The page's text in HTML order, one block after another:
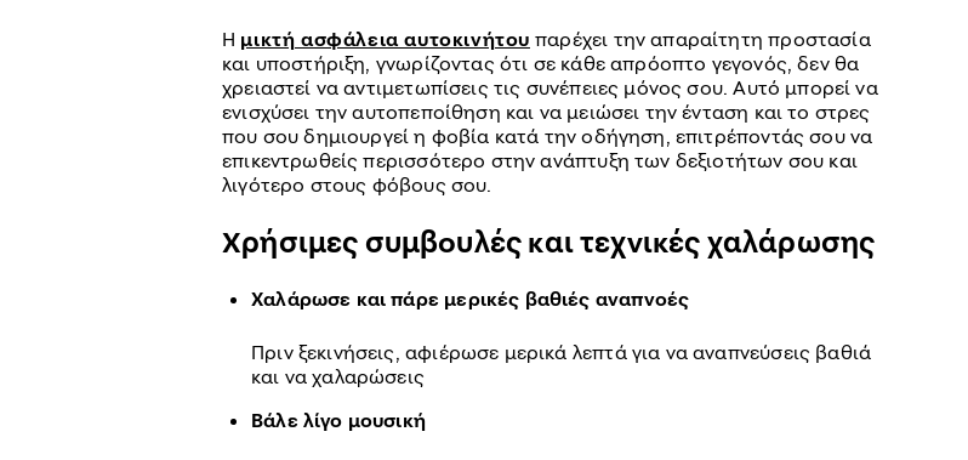
Η μικτή ασφάλεια αυτοκινήτου παρέχει την απαραίτητη προστασία
και υποστήριξη, γνωρίζοντας ότι σε κάθε απρόοπτο γεγονός, δεν θα
χρειαστεί να αντιμετωπίσεις τις συνέπειες μόνος σου. Αυτό μπορεί να
ενισχύσει την αυτοπεποίθηση και να μειώσει την ένταση και το στρες
που σου δημιουργεί η φοβία κατά την οδήγηση, επιτρέποντάς σου να
επικεντρωθείς περισσότερο στην ανάπτυξη των δεξιοτήτων σου και
λιγότερο στους φόβους σου.
Χρήσιμες συμβουλές και τεχνικές χαλάρωσης
Χαλάρωσε και πάρε μερικές βαθιές αναπνοές
Πριν ξεκινήσεις, αφιέρωσε μερικά λεπτά για να αναπνεύσεις βαθιά
και να χαλαρώσεις
Βάλε λίγο μουσική